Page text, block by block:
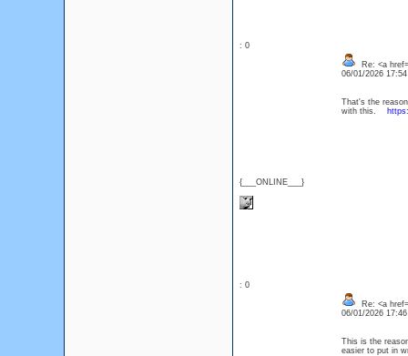
: 0
{___ONLINE___}
Re: <a href=
06/01/2026
That's the
with this.
: 0
Re: <a
06/01/2026
This is the
easier to put in